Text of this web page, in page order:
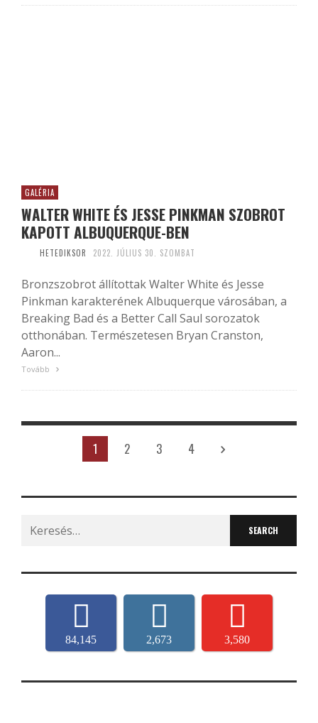
GALÉRIA
WALTER WHITE ÉS JESSE PINKMAN SZOBROT
KAPOTT ALBUQUERQUE-BEN
HETEDIKSOR 2022. JÚLIUS 30. SZOMBAT
Bronzszobrot állítottak Walter White és Jesse
Pinkman karakterének Albuquerque városában, a
Breaking Bad és a Better Call Saul sorozatok
otthonában. Természetesen Bryan Cranston,
Aaron...
Tovább
1 2 3 4
Search
for:
84,145 2,673 3,580